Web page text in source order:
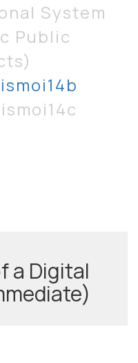
System
Public
a Digital